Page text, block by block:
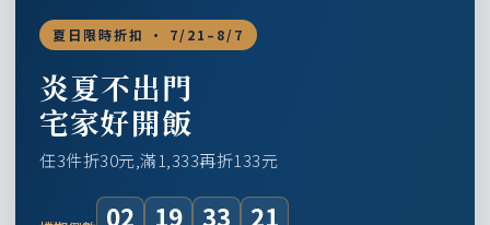
夏日限時折扣 · 7/21–8/7
炎夏不出門
宅家好開飯
任3件折30元,滿1,333再折133元
02 19 33 20